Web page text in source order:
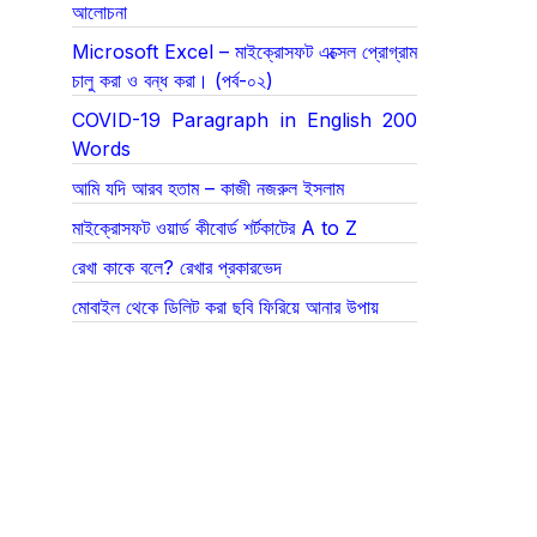
আলোচনা
Microsoft Excel – মাইক্রোসফট এক্সেল প্রোগ্রাম
চালু করা ও বন্ধ করা। (পর্ব-০২)
COVID-19 Paragraph in English 200
Words
আমি যদি আরব হতাম – কাজী নজরুল ইসলাম
মাইক্রোসফট ওয়ার্ড কীবোর্ড শর্টকাটের A to Z
রেখা কাকে বলে? রেখার প্রকারভেদ
মোবাইল থেকে ডিলিট করা ছবি ফিরিয়ে আনার উপায়